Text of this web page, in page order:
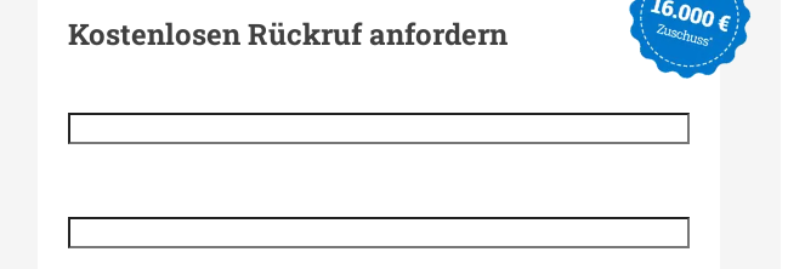
Kostenlosen Rückruf anfordern